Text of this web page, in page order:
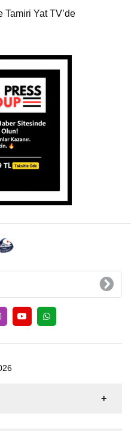
Tamiri Yat TV’de